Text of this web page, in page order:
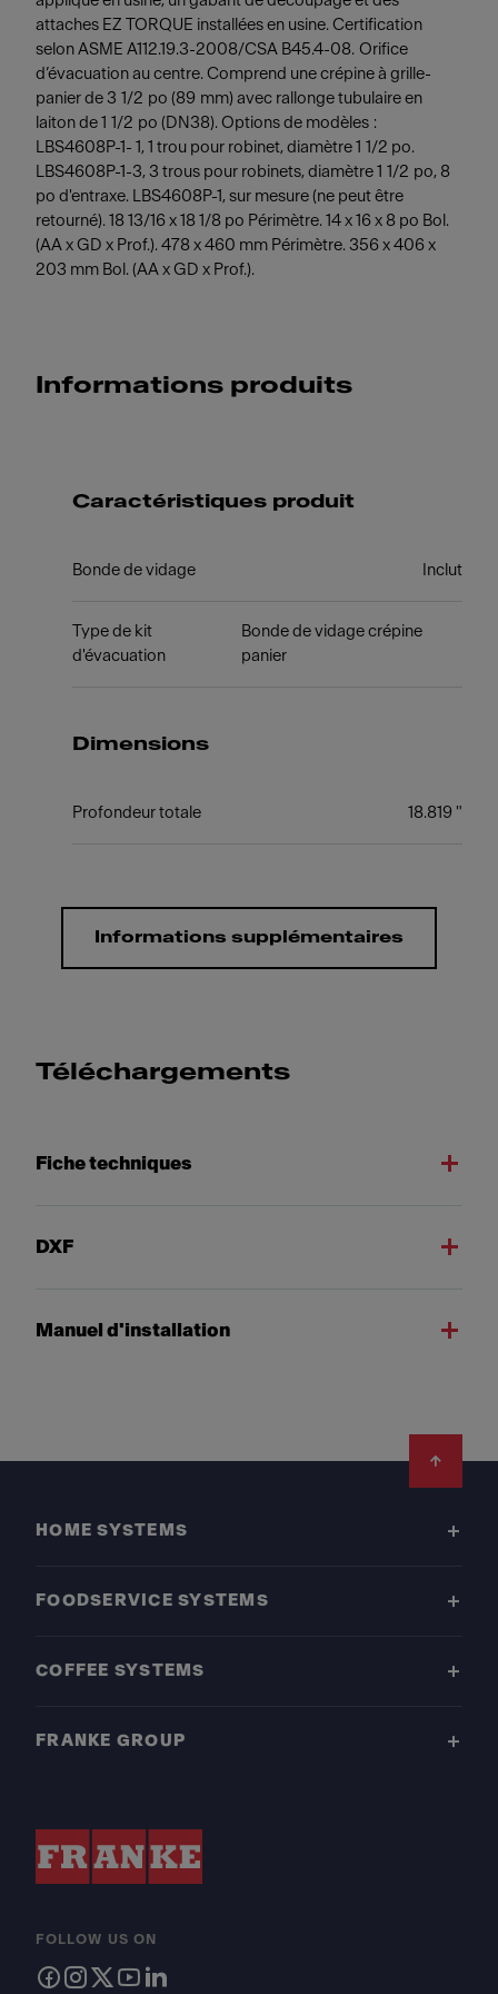
attaches EZ TORQUE installées en usine. Certification
selon ASME A112.19.3-2008/CSA B45.4-08. Orifice
d’évacuation au centre. Comprend une crépine à grille-
panier de 3 1/2 po (89 mm) avec rallonge tubulaire en
laiton de 1 1/2 po (DN38). Options de modèles :
LBS4608P-1- 1, 1 trou pour robinet, diamètre 1 1/2 po.
LBS4608P-1-3, 3 trous pour robinets, diamètre 1 1/2 po, 8
po d'entraxe. LBS4608P-1, sur mesure (ne peut être
retourné). 18 13/16 x 18 1/8 po Périmètre. 14 x 16 x 8 po Bol.
(AA x GD x Prof.). 478 x 460 mm Périmètre. 356 x 406 x
203 mm Bol. (AA x GD x Prof.).
Informations produits
Caractéristiques produit
Bonde de vidage Inclut
Type de kit
d'évacuation
Bonde de vidage crépine
panier
Dimensions
Profondeur totale 18.819 "
Informations supplémentaires
Téléchargements
Fiche techniques
DXF
Manuel d'installation
HOME SYSTEMS
FOODSERVICE SYSTEMS
COFFEE SYSTEMS
FRANKE GROUP
FOLLOW US ON